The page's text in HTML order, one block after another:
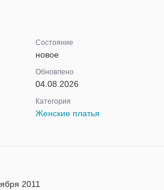
Состояние
новое
Обновлено
04.08.2026
Категория
Женские платья
2011